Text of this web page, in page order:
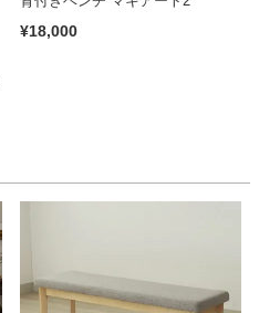
¥18,000